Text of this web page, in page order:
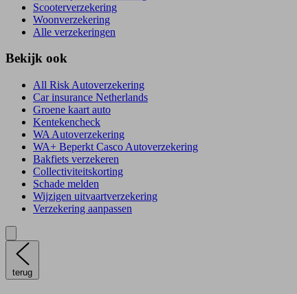
Scooterverzekering
Woonverzekering
Alle verzekeringen
Bekijk ook
All Risk Autoverzekering
Car insurance Netherlands
Groene kaart auto
Kentekencheck
WA Autoverzekering
WA+ Beperkt Casco Autoverzekering
Bakfiets verzekeren
Collectiviteitskorting
Schade melden
Wijzigen uitvaartverzekering
Verzekering aanpassen
terug